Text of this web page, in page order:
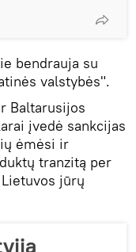
bendrauja su
valstybės".
Baltarusijos
įvedė sankcijas
ėmėsi ir
tranzitą per
jūrų